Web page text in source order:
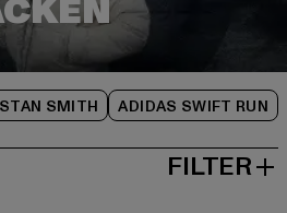
SMITH ADIDAS SWIFT RUN
FILTER